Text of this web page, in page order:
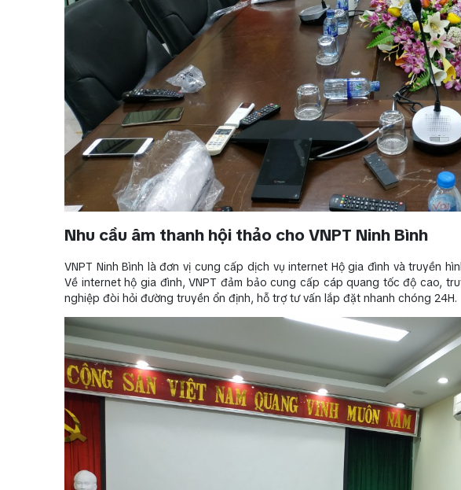
Nhu cầu âm thanh hội thảo cho VNPT Ninh Bình
VNPT Ninh Bình là đơn vị cung cấp dịch vụ internet Hộ gia đình và truyền
Về internet hộ gia đình, VNPT đảm bảo cung cấp cáp quang tốc độ cao,
nghiệp đòi hỏi đường truyền ổn định, hỗ trợ tư vấn lắp đặt nhanh chóng 24H.